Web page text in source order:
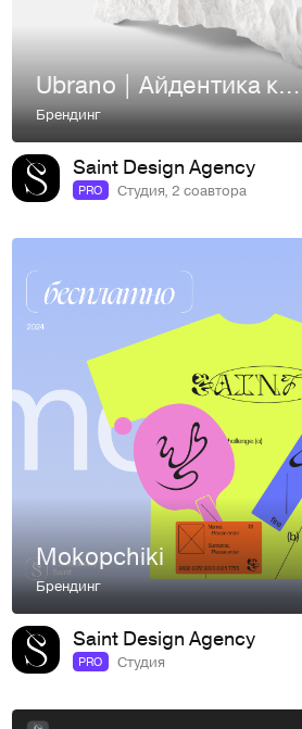
Ubrano | Айдентика клининг-сервиса
Брендинг
Saint Design Agency
PRO Студия, 2 соавтора
Mokopchiki
Брендинг
Saint Design Agency
PRO Студия